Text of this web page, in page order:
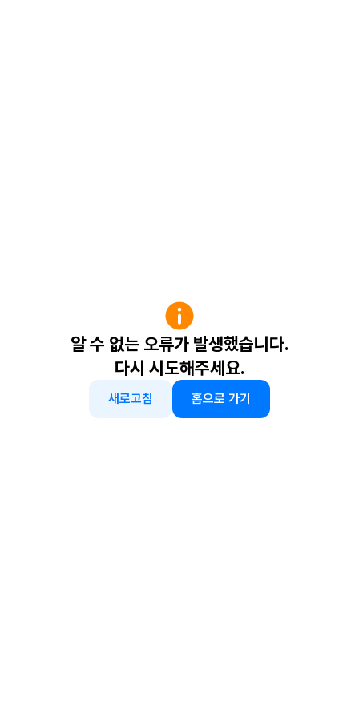
알 수 없는 오류가 발생했습니다.
다시 시도해주세요.
새로고침 홈으로 가기